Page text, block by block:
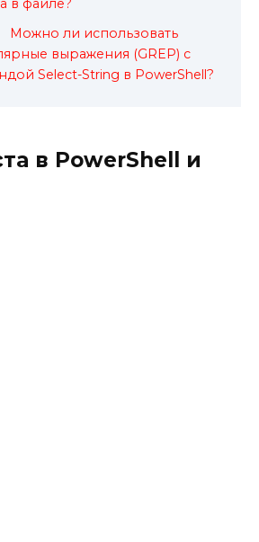
в файле?
Можно ли использовать
выражения (GREP) с
Select-String в PowerShell?
в PowerShell и